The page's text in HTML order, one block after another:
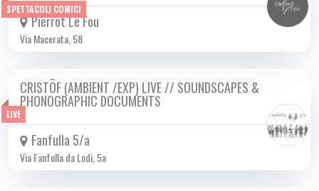
SPETTACOLI COMICI
Pierrot Le Fou
Via Macerata, 58
LIVE
LUN 24/02 2025
CRISTÕF (AMBIENT /EXP) LIVE // SOUNDSCAPES &
PHONOGRAPHIC DOCUMENTS
Fanfulla 5/a
Via Fanfulla da Lodi, 5a